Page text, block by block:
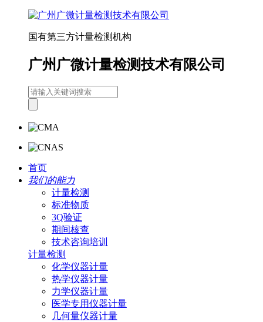
国有第三方计量检测机构
广州广微计量检测技术有限公司
首页
我们的能力
计量检测
标准物质
3Q验证
期间核查
技术咨询培训
计量检测
化学仪器计量
热学仪器计量
力学仪器计量
医学专用仪器计量
几何量仪器计量